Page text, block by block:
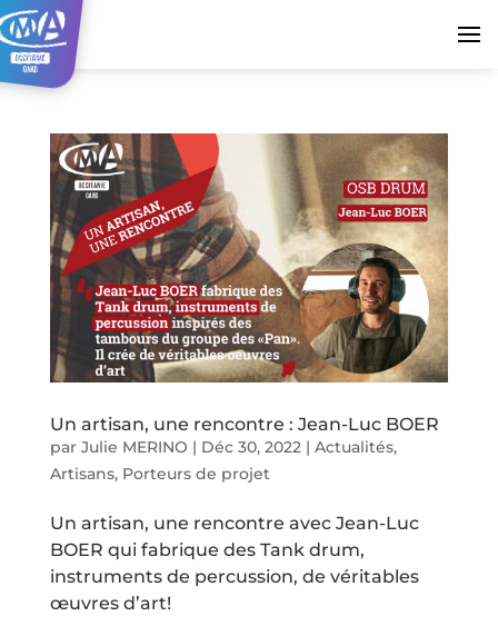
Un artisan, une rencontre : Jean-Luc BOER
par Julie MERINO | Déc 30, 2022| Actualités,
Artisans, Porteurs de projet
Un artisan, une rencontre avec Jean-Luc
BOER qui fabrique des Tank drum,
instruments de percussion, de véritables
œuvres d’art!